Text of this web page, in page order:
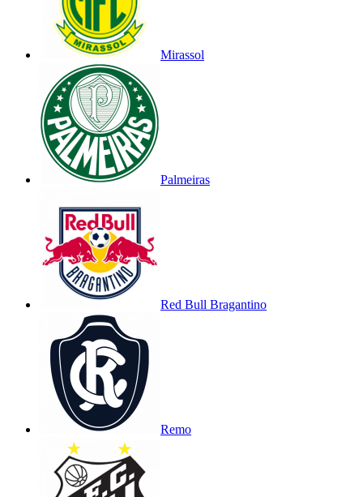
Mirassol
Palmeiras
Red Bull Bragantino
Remo